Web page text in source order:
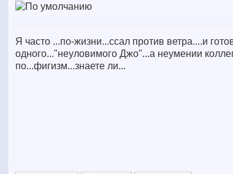
Я часто ...по-жизни...ссал против ветра....и
одного..."неуловимого Джо"...а неумении
по...фигизм...знаете ли...